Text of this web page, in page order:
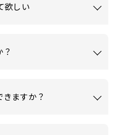
欲しい
ますか？